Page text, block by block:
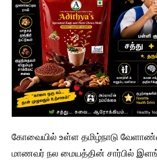
கோவையில் உள்ள தமிழ்நாடு
மாணவர் நல மையத்தின் சார்பில்